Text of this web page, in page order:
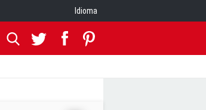
Idioma